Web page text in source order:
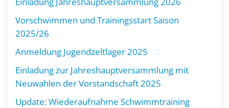
Vorschwimmen und Trainingsstart Saison
2025/26
Anmeldung Jugendzeltlager 2025
Einladung zur Jahreshauptversammlung mit
Neuwahlen der Vorstandschaft 2025
Update: Wiederaufnahme Schwimmtraining